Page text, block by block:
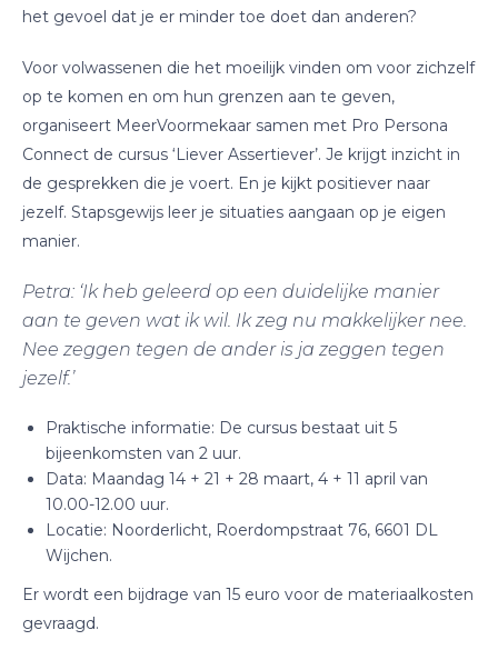
het gevoel dat je er minder toe doet dan anderen?
Voor volwassenen die het moeilijk vinden om voor zichzelf
op te komen en om hun grenzen aan te geven,
organiseert MeerVoormekaar samen met Pro Persona
Connect de cursus ‘Liever Assertiever’. Je krijgt inzicht in
de gesprekken die je voert. En je kijkt positiever naar
jezelf. Stapsgewijs leer je situaties aangaan op je eigen
manier.
Petra: ‘Ik heb geleerd op een duidelijke manier
aan te geven wat ik wil. Ik zeg nu makkelijker nee.
Nee zeggen tegen de ander is ja zeggen tegen
jezelf.’
Praktische informatie: De cursus bestaat uit 5
bijeenkomsten van 2 uur.
Data: Maandag 14 + 21 + 28 maart, 4 + 11 april van
10.00-12.00 uur.
Locatie: Noorderlicht, Roerdompstraat 76, 6601 DL
Wijchen.
Er wordt een bijdrage van 15 euro voor de materiaalkosten
gevraagd.